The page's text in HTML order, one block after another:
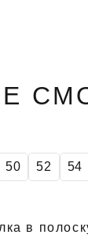
50 52 54
в